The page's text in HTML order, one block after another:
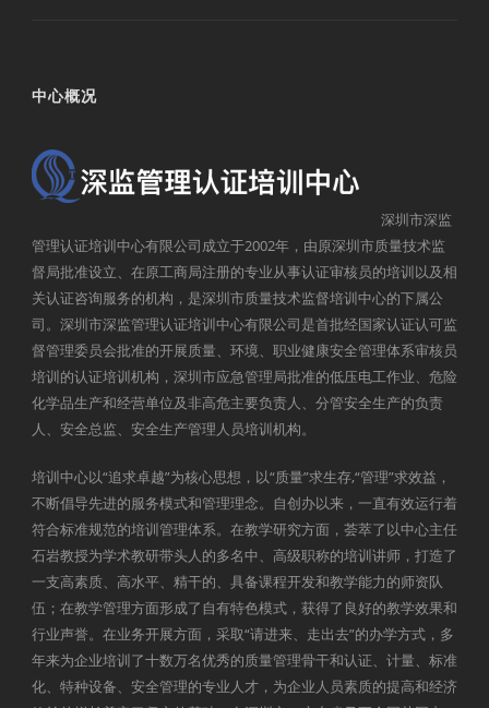
中心概况
深圳市深监
管理认证培训中心有限公司成立于2002年，由原深圳市质量技术监
督局批准设立、在原工商局注册的专业从事认证审核员的培训以及相
关认证咨询服务的机构，是深圳市质量技术监督培训中心的下属公
司。深圳市深监管理认证培训中心有限公司是首批经国家认证认可监
督管理委员会批准的开展质量、环境、职业健康安全管理体系审核员
培训的认证培训机构，深圳市应急管理局批准的低压电工作业、危险
化学品生产和经营单位及非高危主要负责人、分管安全生产的负责
人、安全总监、安全生产管理人员培训机构。
培训中心以“追求卓越”为核心思想，以“质量”求生存,“管理”求效益，
不断倡导先进的服务模式和管理理念。自创办以来，一直有效运行着
符合标准规范的培训管理体系。在教学研究方面，荟萃了以中心主任
石岩教授为学术教研带头人的多名中、高级职称的培训讲师，打造了
一支高素质、高水平、精干的、具备课程开发和教学能力的师资队
伍；在教学管理方面形成了自有特色模式，获得了良好的教学效果和
行业声誉。在业务开展方面，采取“请进来、走出去”的办学方式，多
年来为企业培训了十数万名优秀的质量管理骨干和认证、计量、标准
化、特种设备、安全管理的专业人才，为企业人员素质的提高和经济